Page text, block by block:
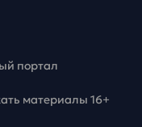
портал
материалы 16+